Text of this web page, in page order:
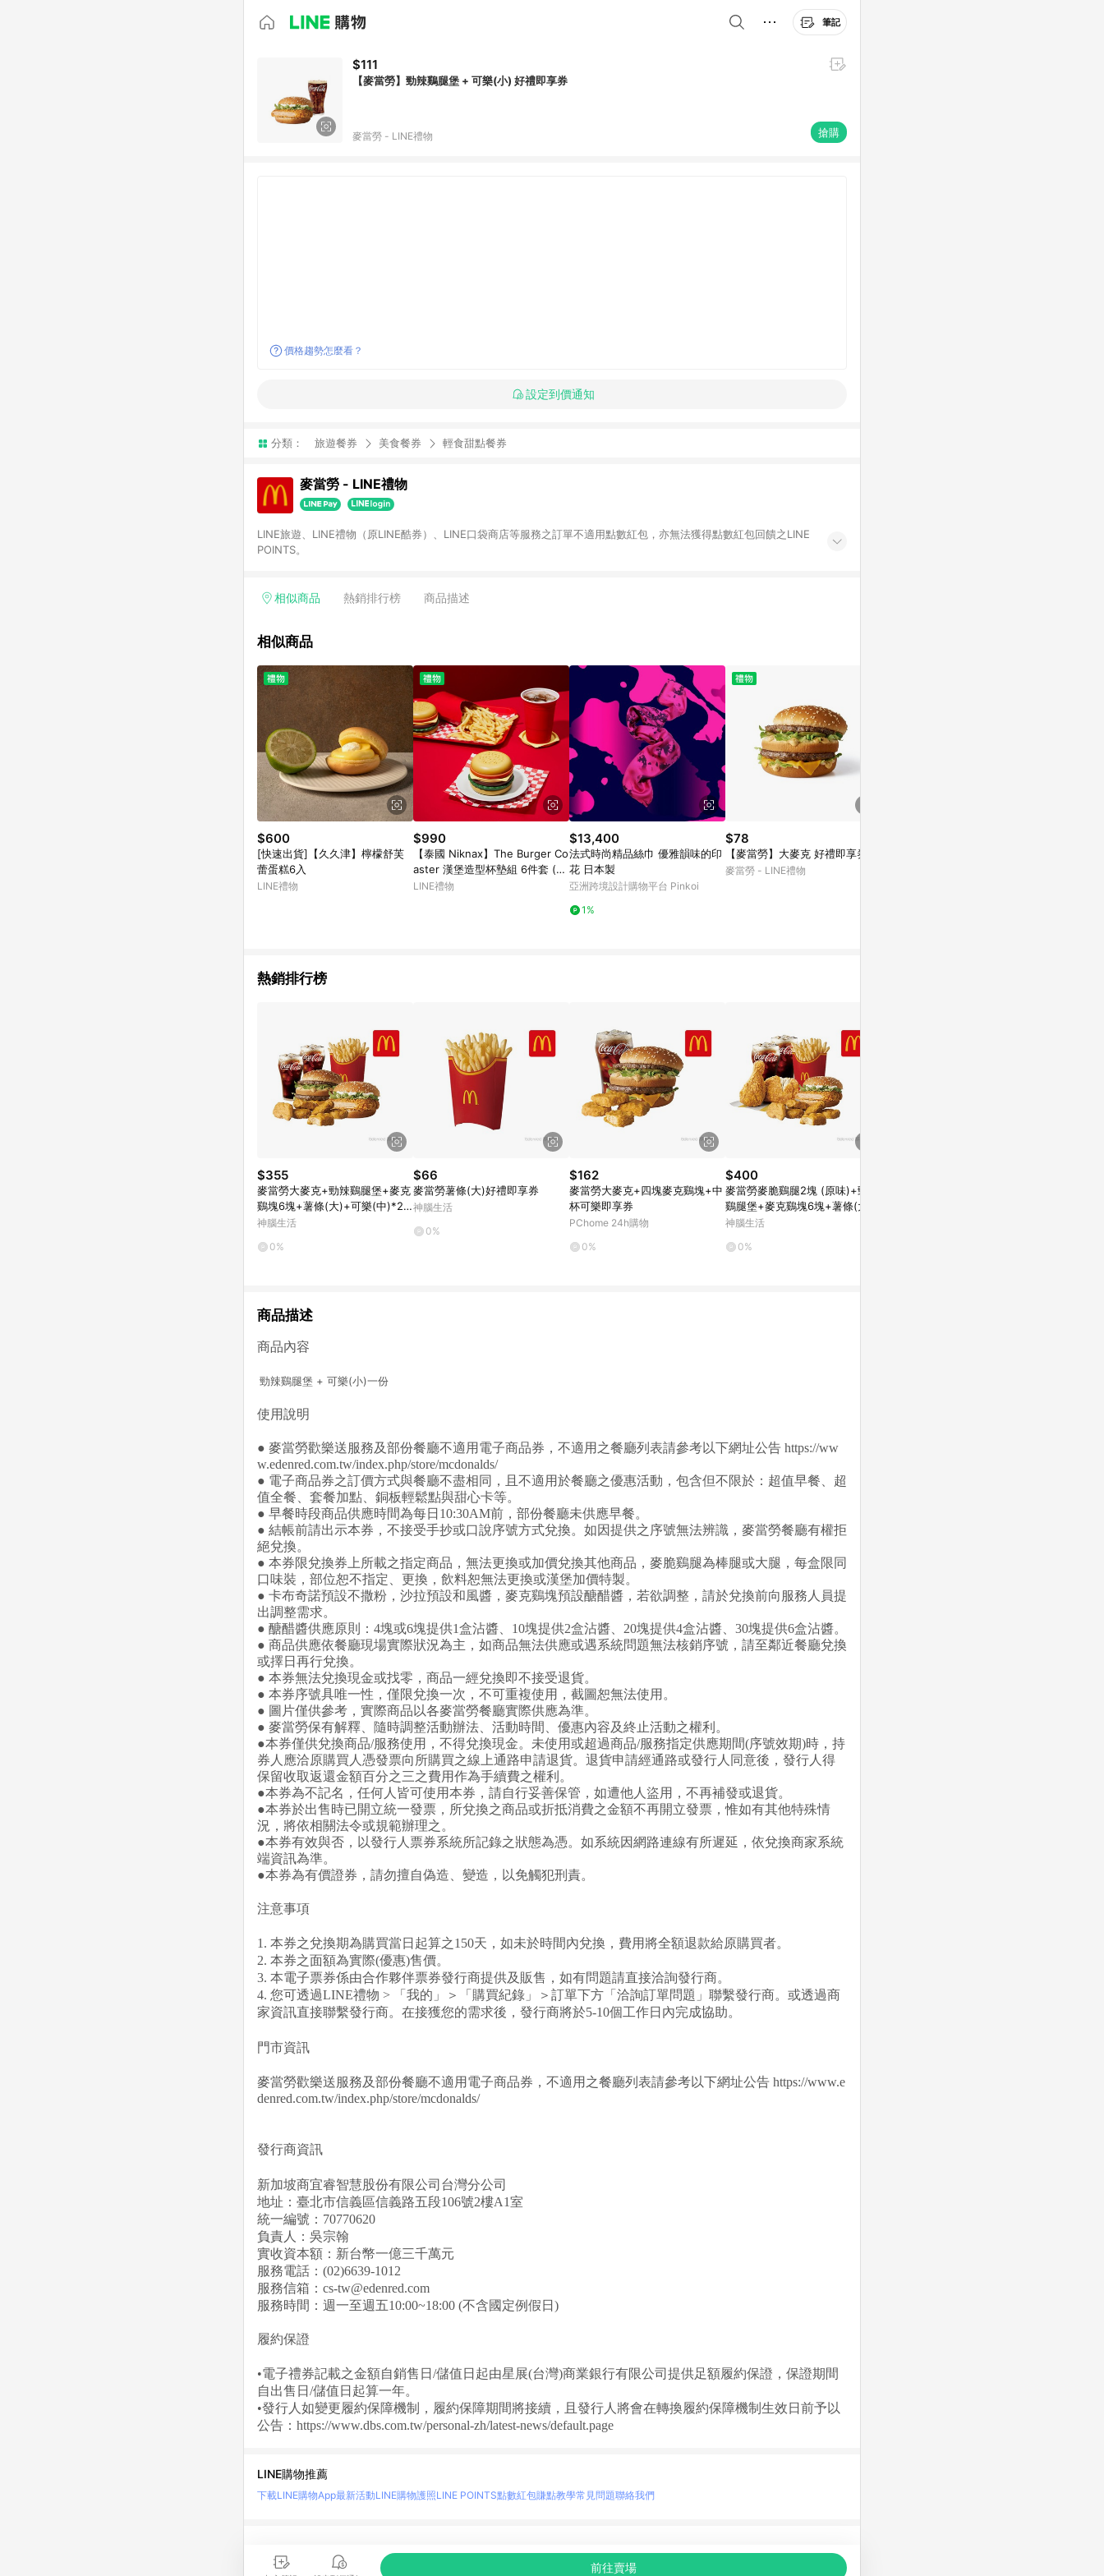
筆記
$111
【麥當勞】勁辣鷄腿堡 + 可樂(小) 好禮即享券
麥當勞 - LINE禮物 搶購
價格趨勢怎麼看？
設定到價通知
分類： 旅遊餐券 美食餐券 輕食甜點餐券
麥當勞 - LINE禮物
LINE旅遊、LINE禮物（原LINE酷券）、LINE口袋商店等服務之訂單不適用點數紅包，亦無法獲得點數紅包回饋之LINE
POINTS。
相似商品 熱銷排行榜 商品描述
相似商品
$600
[快速出貨]【久久津】檸檬舒芙
蕾蛋糕6入
LINE禮物
$990
【泰國 Niknax】The Burger Co
aster 漢堡造型杯墊組 6件套 (
杯墊 仿真玩具 整人玩具 惡搞玩
LINE禮物
$13,400
法式時尚精品絲巾 優雅韻味的印
花 日本製
亞洲跨境設計購物平台 Pinkoi
1%
$78
【麥當勞】大麥克 好禮即享券
麥當勞 - LINE禮物
熱銷排行榜
$355
麥當勞大麥克+勁辣鷄腿堡+麥克
鷄塊6塊+薯條(大)+可樂(中)*2
好禮即享券
神腦生活
0%
$66
麥當勞薯條(大)好禮即享券
神腦生活
0%
$162
麥當勞大麥克+四塊麥克鷄塊+中
杯可樂即享券
PChome 24h購物
0%
$400
麥當勞麥脆鷄腿2塊 (原味)+勁辣
鷄腿堡+麥克鷄塊6塊+薯條(大)
+可樂(中)*2好禮即享券
神腦生活
0%
商品描述
商品內容
勁辣鷄腿堡 + 可樂(小)一份
使用說明
● 麥當勞歡樂送服務及部份餐廳不適用電子商品券，不適用之餐廳列表請參考以下網址公告 https://ww
w.edenred.com.tw/index.php/store/mcdonalds/
● 電子商品券之訂價方式與餐廳不盡相同，且不適用於餐廳之優惠活動，包含但不限於：超值早餐、超
值全餐、套餐加點、銅板輕鬆點與甜心卡等。
● 早餐時段商品供應時間為每日10:30AM前，部份餐廳未供應早餐。
● 結帳前請出示本券，不接受手抄或口說序號方式兌換。如因提供之序號無法辨識，麥當勞餐廳有權拒
絕兌換。
● 本券限兌換券上所載之指定商品，無法更換或加價兌換其他商品，麥脆鷄腿為棒腿或大腿，每盒限同
口味裝，部位恕不指定、更換，飲料恕無法更換或漢堡加價特製。
● 卡布奇諾預設不撒粉，沙拉預設和風醬，麥克鷄塊預設醣醋醬，若欲調整，請於兌換前向服務人員提
出調整需求。
● 醣醋醬供應原則：4塊或6塊提供1盒沾醬、10塊提供2盒沾醬、20塊提供4盒沾醬、30塊提供6盒沾醬。
● 商品供應依餐廳現場實際狀況為主，如商品無法供應或遇系統問題無法核銷序號，請至鄰近餐廳兌換
或擇日再行兌換。
● 本券無法兌換現金或找零，商品一經兌換即不接受退貨。
● 本券序號具唯一性，僅限兌換一次，不可重複使用，截圖恕無法使用。
● 圖片僅供參考，實際商品以各麥當勞餐廳實際供應為準。
● 麥當勞保有解釋、隨時調整活動辦法、活動時間、優惠內容及終止活動之權利。
●本券僅供兌換商品/服務使用，不得兌換現金。未使用或超過商品/服務指定供應期間(序號效期)時，持
券人應洽原購買人憑發票向所購買之線上通路申請退貨。退貨申請經通路或發行人同意後，發行人得
保留收取返還金額百分之三之費用作為手續費之權利。
●本券為不記名，任何人皆可使用本券，請自行妥善保管，如遭他人盜用，不再補發或退貨。
●本券於出售時已開立統一發票，所兌換之商品或折抵消費之金額不再開立發票，惟如有其他特殊情
況，將依相關法令或規範辦理之。
●本券有效與否，以發行人票券系統所記錄之狀態為憑。如系統因網路連線有所遲延，依兌換商家系統
端資訊為準。
●本券為有價證券，請勿擅自偽造、變造，以免觸犯刑責。
注意事項
1. 本券之兌換期為購買當日起算之150天，如未於時間內兌換，費用將全額退款給原購買者。
2. 本券之面額為實際(優惠)售價。
3. 本電子票券係由合作夥伴票券發行商提供及販售，如有問題請直接洽詢發行商。
4. 您可透過LINE禮物 > 「我的」＞「購買紀錄」＞訂單下方「洽詢訂單問題」聯繫發行商。或透過商
家資訊直接聯繫發行商。在接獲您的需求後，發行商將於5-10個工作日內完成協助。
門市資訊
麥當勞歡樂送服務及部份餐廳不適用電子商品券，不適用之餐廳列表請參考以下網址公告 https://www.e
denred.com.tw/index.php/store/mcdonalds/
發行商資訊
新加坡商宜睿智慧股份有限公司台灣分公司
地址：臺北市信義區信義路五段106號2樓A1室
統一編號：70770620
負責人：吳宗翰
實收資本額：新台幣一億三千萬元
服務電話：(02)6639-1012
服務信箱：cs-tw@edenred.com
服務時間：週一至週五10:00~18:00 (不含國定例假日)
履約保證
•電子禮券記載之金額自銷售日/儲值日起由星展(台灣)商業銀行有限公司提供足額履約保證，保證期間
自出售日/儲值日起算一年。
•發行人如變更履約保障機制，履約保障期間將接續，且發行人將會在轉換履約保障機制生效日前予以
公告： https://www.dbs.com.tw/personal-zh/latest-news/default.page
前往賣場
LINE購物推薦
下載LINE購物App最新活動LINE購物護照LINE POINTS點數紅包賺點教學常見問題聯絡我們
LINE 購物是匯集購物情報與商品資訊的整合性平台，並依購物情報中的趨勢與風格做合作網路商家的延伸商品推薦，商品資料更新會有
時間差，請務必點擊商品至各合作網路商家，確認現售價與購物條件，一切資訊以合作廠商網頁為準。